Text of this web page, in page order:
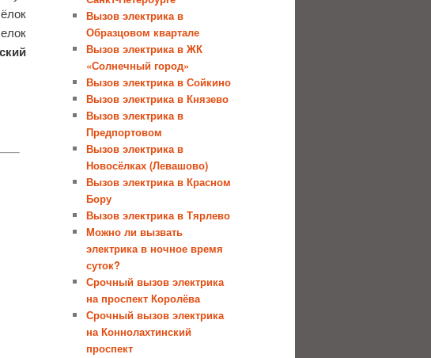
Вызов электрика в
Образцовом квартале
Вызов электрика в ЖК
«Солнечный город»
Вызов электрика в Сойкино
Вызов электрика в Князево
Вызов электрика в
Предпортовом
Вызов электрика в
Новосёлках (Левашово)
Вызов электрика в Красном
Бору
Вызов электрика в Тярлево
Можно ли вызвать
электрика в ночное время
суток?
Срочный вызов электрика
на проспект Королёва
Срочный вызов электрика
на Коннолахтинский
проспект